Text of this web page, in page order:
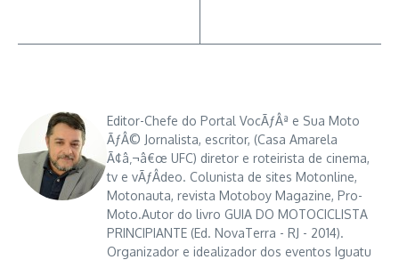
Editor-Chefe do Portal VocÃƒÂª e Sua Moto
ÃƒÂ© Jornalista, escritor, (Casa Amarela
Ã¢â‚¬â€œ UFC) diretor e roteirista de cinema,
tv e vÃƒÂ­deo. Colunista de sites Motonline,
Motonauta, revista Motoboy Magazine, Pro-
Moto.Autor do livro GUIA DO MOTOCICLISTA
PRINCIPIANTE (Ed. NovaTerra - RJ - 2014).
Organizador e idealizador dos eventos Iguatu